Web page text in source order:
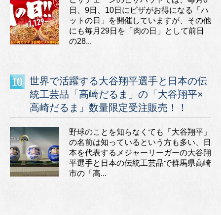
日、9日、10日にピザがお得になる「ハ
ットの日」を開催していますが、その他
にも毎月29日を「肉の日」として前日
の28...
世界で活躍する大谷翔平選手と日本の伝
統工芸品「高崎だるま」の「大谷翔平×
高崎だるま」数量限定受注販売！！
野球のことを知らなくても「大谷翔平」
の名前は知っているという方も多い、日
本を代表するメジャーリーガーの大谷翔
平選手と日本の伝統工芸品で群馬県高崎
市の「高...